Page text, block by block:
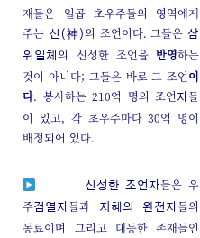
재들은 일곱 초우주들의 영역에게
주는신(神)의 조언이다. 그들은삼
위일체의 신성한 조언을반영하는
것이 아니다; 그들은 바로 그 조언이
다. 봉사하는 210억 명의 조언 자들
이 있고, 각 초우주마다 30억 명이
배정되어 있다.
신성한 조언자들은 우
주검열자들과 지혜의 완전자들의
동료이며 그리고 대등한 존재들인